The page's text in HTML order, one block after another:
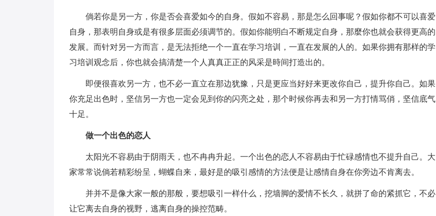
倘若你是另一方，你是否会喜爱如今的自身。假如不容易，那是怎么回事呢？假如你都不可以喜爱
自身，那表明自身或是有很多层面必须调节的。假如你能明白不断规定自身，那麼你也就会获得更高的
发展。而针对另一方而言，是无法拒绝一个一直在学习培训，一直在发展的人的。如果你拥有那样的学
习培训观念后，你也就会搞清楚一个人真真正正的风采是時间打造出的。
即便很喜欢另一方，也不必一直立在那边犹豫，只是更应当好好来更改你自己，提升你自己。如果
你充足出色时，坚信另一方也一定会见到你的闪亮之处，那个时候你再去和另一方打情骂俏，坚信底气
十足。
做一个出色的恋人
太阳光不容易由于阴雨天，也不冉冉升起。一个出色的恋人不容易由于忙碌感情也不提升自己。大
家常常说倘若精彩纷呈，蝴蝶自来，最好是的吸引感情的方法便是让感情自身在你旁边不肯离去。
并并不是像大家一般的那般，要想吸引一样什么，挖墙脚的爱情不长久，就拼了命的紧抓它，不必
让它离去自身的视野，逃离自身的操控范畴。